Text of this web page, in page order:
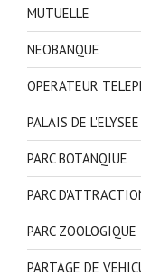
MUTUELLE
NEOBANQUE
OPERATEUR
PALAIS DE L'ELYSEE
PARC BOTANQIUE
PARC
PARC ZOOLOGIQUE
PARTAGE DE